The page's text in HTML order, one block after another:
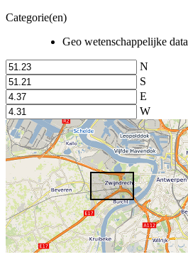
Categorie(en)
Geo wetenschappelijke data
N
S
E
W